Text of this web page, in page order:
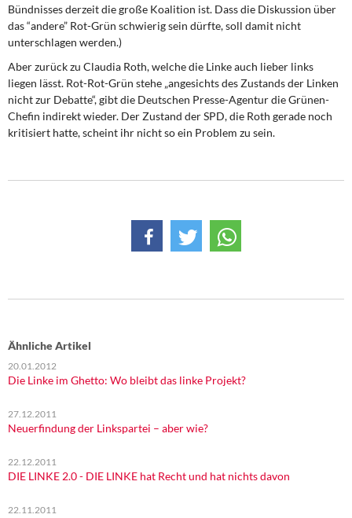
Bündnisses derzeit die große Koalition ist. Dass die Diskussion über
das “andere” Rot-Grün schwierig sein dürfte, soll damit nicht
unterschlagen werden.)
Aber zurück zu Claudia Roth, welche die Linke auch lieber links
liegen lässt. Rot-Rot-Grün stehe „angesichts des Zustands der Linken
nicht zur Debatte“, gibt die Deutschen Presse-Agentur die Grünen-
Chefin indirekt wieder. Der Zustand der SPD, die Roth gerade noch
kritisiert hatte, scheint ihr nicht so ein Problem zu sein.
Ähnliche Artikel
20.01.2012
Die Linke im Ghetto: Wo bleibt das linke Projekt?
27.12.2011
Neuerfindung der Linkspartei – aber wie?
22.12.2011
DIE LINKE 2.0 - DIE LINKE hat Recht und hat nichts davon
22.11.2011